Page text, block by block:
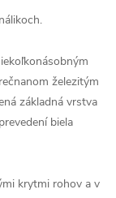
železitým
základná vrstva
biela
krytmi rohov a v